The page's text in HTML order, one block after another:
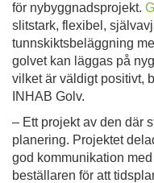
för nybyggnadsprojekt.
slitstark, flexibel,
tunnskiktsbeläggning
golvet kan läggas på
vilket är väldigt positivt,
INHAB Golv.
– Ett projekt av den där
planering. Projektet
god kommunikation
beställaren för att